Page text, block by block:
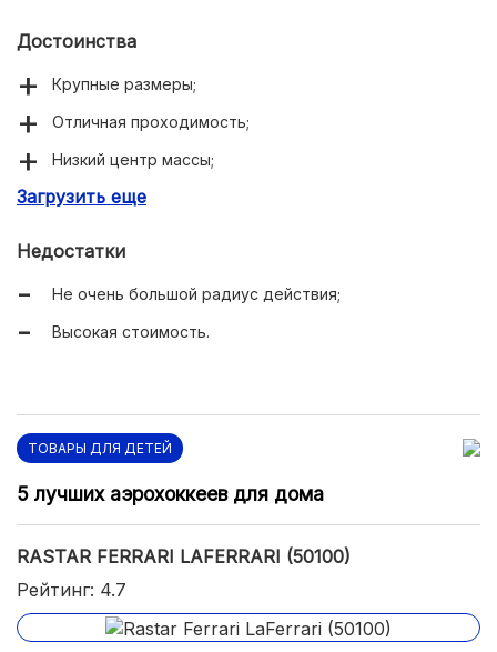
Достоинства
Крупные размеры;
Отличная проходимость;
Низкий центр массы;
Продолжительная работа от полного заряда;
Загрузить еще
Недостатки
Не очень большой радиус действия;
Высокая стоимость.
ТОВАРЫ ДЛЯ ДЕТЕЙ
5 лучших аэрохоккеев для дома
RASTAR FERRARI LAFERRARI (50100)
Рейтинг: 4.7